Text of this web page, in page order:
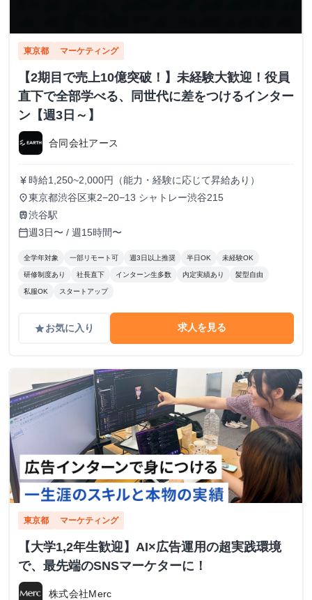
東京都 マーケティング
【2期目で売上10億突破！】未経験大歓迎！役員
直下で全部学べる、同世代に差をつけるインター
ン【週3日～】
合同会社アース
currency_yen 時給1,250~2,000円（能力・経験に応じて昇給あり）
place東京都渋谷区東2−20−13 シャトレー渋谷215
train渋谷駅
calendar_today週3日〜 / 週15時間〜
全学年対象 一部リモート可 週3日以上推奨 半日OK 未経験OK
研修制度あり 社長直下 インターン生多数 内定実績あり 髪型自由
私服OK スタートアップ
gradeお気に入り 求人を見る
東京都 マーケティング
【大学1,2年生歓迎】AI×広告運用の超実践環境
で、最先端のSNSマーケターに！
株式会社Merc